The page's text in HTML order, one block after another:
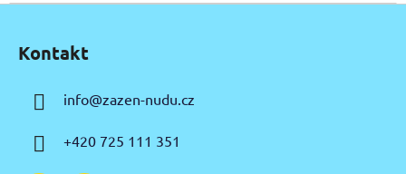
Kontakt
info@zazen-nudu.cz
+420 725 111 351